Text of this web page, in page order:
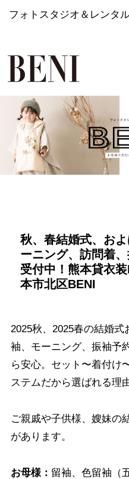
フォトスタジオ＆レンタ
秋、春結婚式、お
ーニング、訪問着
受付中！熊本貸衣
本市北区BENI
2025秋、2025春の結婚
袖、モーニング、振袖予
ら安心。セット〜着付け
ステムだから選ばれる理
ご親戚や子供様、嫂妹の
があります。
お母様： 留袖、色留袖（